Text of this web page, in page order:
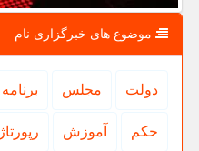
موضوع های خبرگزاری نام
دولت مجلس برنامه
حكم آموزش رپورتاژ